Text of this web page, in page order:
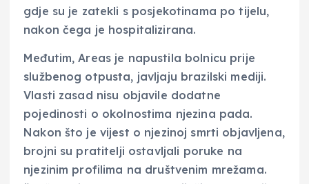
gdje su je zatekli s posjekotinama po tijelu,
nakon čega je hospitalizirana.
Međutim, Areas je napustila bolnicu prije
službenog otpusta, javljaju brazilski mediji.
Vlasti zasad nisu objavile dodatne
pojedinosti o okolnostima njezina pada.
Nakon što je vijest o njezinoj smrti objavljena,
brojni su pratitelji ostavljali poruke na
njezinim profilima na društvenim mrežama.